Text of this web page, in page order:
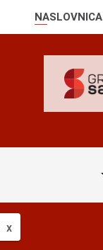
NASLOVNICA